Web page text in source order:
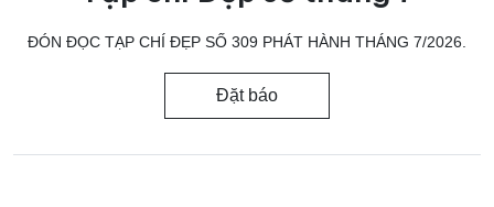
ĐÓN ĐỌC TẠP CHÍ ĐẸP SỐ 309 PHÁT HÀNH THÁNG 7/2026.
Đặt báo